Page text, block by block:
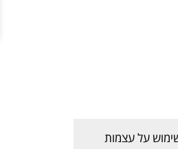
על עצמות